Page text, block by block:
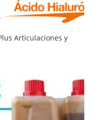
Articulaciones y